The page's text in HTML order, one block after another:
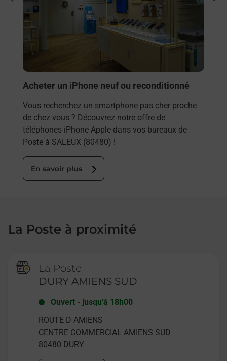
Acheter un iPhone neuf ou reconditionné
Vous recherchez un smartphone pas cher proche
de chez vous ? Découvrez notre offre de
téléphones iPhone Apple dans vos bureaux de
Poste à SALEUX (80480) !
En savoir plus
La Poste à proximité
La Poste
DURY AMIENS SUD
Ouvert - jusqu'à 18h00
ROUTE D AMIENS
CENTRE COMMERCIAL AMIENS SUD
80480 DURY